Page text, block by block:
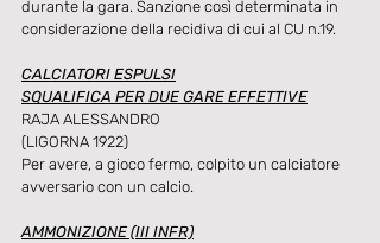
durante la gara. Sanzione così determinata in
considerazione della recidiva di cui al CU n.19.
CALCIATORI ESPULSI
SQUALIFICA PER DUE GARE EFFETTIVE
RAJA ALESSANDRO
(LIGORNA 1922)
Per avere, a gioco fermo, colpito un calciatore
avversario con un calcio.
AMMONIZIONE (III INFR)